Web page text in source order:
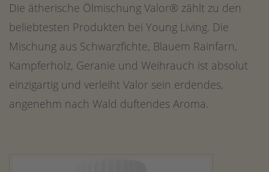
Die ätherische Ölmischung Valor® zählt zu den
beliebtesten Produkten bei Young Living. Die
Mischung aus Schwarzfichte, Blauem Rainfarn,
Kampferholz, Geranie und Weihrauch ist absolut
einzigartig und verleiht Valor sein erdendes,
angenehm nach Wald duftendes Aroma.